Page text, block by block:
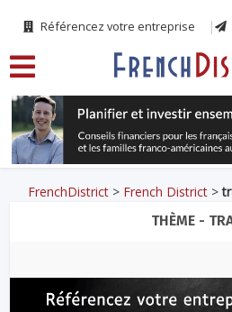
Référencez votre entreprise
FrenchDistrict > French District >
THÈME -